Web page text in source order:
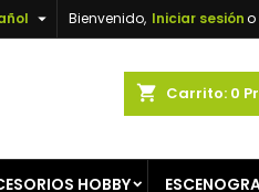
Bienvenido, Iniciar sesióno

shopping_cart Carrito: 0
HOBBY